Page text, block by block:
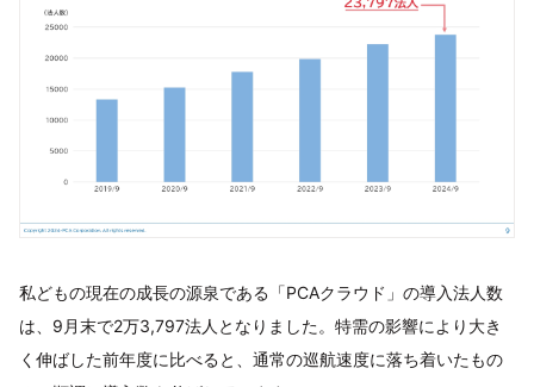
私どもの現在の成長の源泉である「PCAクラウド」の導入法人数
は、9月末で2万3,797法人となりました。特需の影響により大き
く伸ばした前年度に比べると、通常の巡航速度に落ち着いたもの